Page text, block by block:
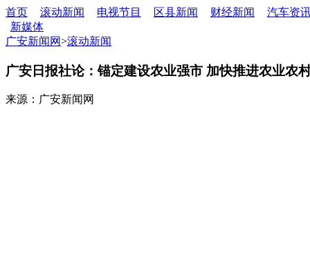
首页 滚动新闻 电视节目 区县新闻 财经新闻
汽车资
新媒体
广安新闻网>滚动新闻
广安日报社论：锚定建设农业强市 加快推进农业农
来源：广安新闻网